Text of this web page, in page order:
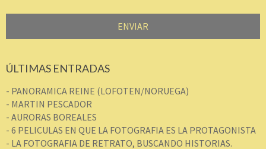
ÚLTIMAS ENTRADAS
- PANORAMICA REINE (LOFOTEN/NORUEGA)
- MARTIN PESCADOR
- AURORAS BOREALES
- 6 PELICULAS EN QUE LA FOTOGRAFIA ES LA PROTAGONISTA
- LA FOTOGRAFIA DE RETRATO, BUSCANDO HISTORIAS.